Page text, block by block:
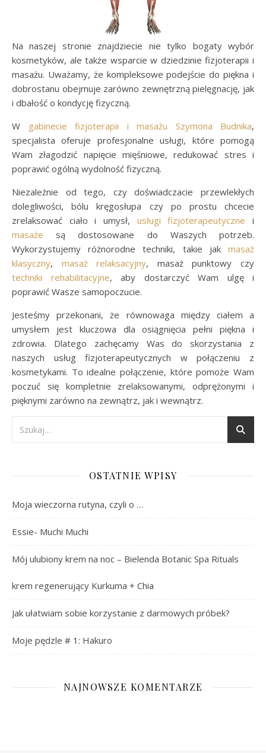
Na naszej stronie znajdziecie nie tylko bogaty wybór
kosmetyków, ale także wsparcie w dziedzinie fizjoterapii i
masażu. Uważamy, że kompleksowe podejście do piękna i
dobrostanu obejmuje zarówno zewnętrzną pielęgnację, jak
i dbałość o kondycję fizyczną.
W gabinecie fizjoterapii i masażu Szymona Budnika,
specjalista oferuje profesjonalne usługi, które pomogą
Wam złagodzić napięcie mięśniowe, redukować stres i
poprawić ogólną wydolność fizyczną.
Niezależnie od tego, czy doświadczacie przewlekłych
dolegliwości, bólu kręgosłupa czy po prostu chcecie
zrelaksować ciało i umysł, usługi fizjoterapeutyczne i
masaże są dostosowane do Waszych potrzeb.
Wykorzystujemy różnorodne techniki, takie jak masaż
klasyczny, masaż relaksacyjny, masaż punktowy czy
techniki rehabilitacyjne, aby dostarczyć Wam ulgę i
poprawić Wasze samopoczucie.
Jesteśmy przekonani, że równowaga między ciałem a
umysłem jest kluczowa dla osiągnięcia pełni piękna i
zdrowia. Dlatego zachęcamy Was do skorzystania z
naszych usług fizjoterapeutycznych w połączeniu z
kosmetykami. To idealne połączenie, które pomoże Wam
poczuć się kompletnie zrelaksowanymi, odprężonymi i
pięknymi zarówno na zewnątrz, jak i wewnątrz.
OSTATNIE WPISY
Moja wieczorna rutyna, czyli o …
Essie- Muchi Muchi
Mój ulubiony krem na noc – Bielenda Botanic Spa Rituals
krem regenerujący Kurkuma + Chia
Jak ułatwiam sobie korzystanie z darmowych próbek?
Moje pędzle # 1: Hakuro
NAJNOWSZE KOMENTARZE